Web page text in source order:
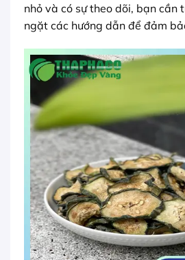
nhỏ và có sự theo dõi, bạn cần
ngặt các hướng dẫn để đảm